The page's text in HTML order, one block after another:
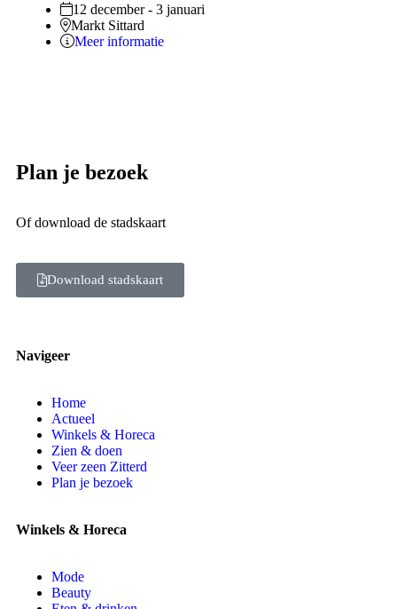
12 december - 3 januari
Markt Sittard
Meer informatie
Plan je bezoek
Of download de stadskaart
Download stadskaart
Navigeer
Home
Actueel
Winkels & Horeca
Zien & doen
Veer zeen Zitterd
Plan je bezoek
Winkels & Horeca
Mode
Beauty